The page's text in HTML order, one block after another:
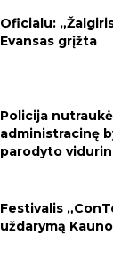
Oficialu:
Evansas grįžta
Policija
administracinę
parodyto
Festivalis
uždarymą